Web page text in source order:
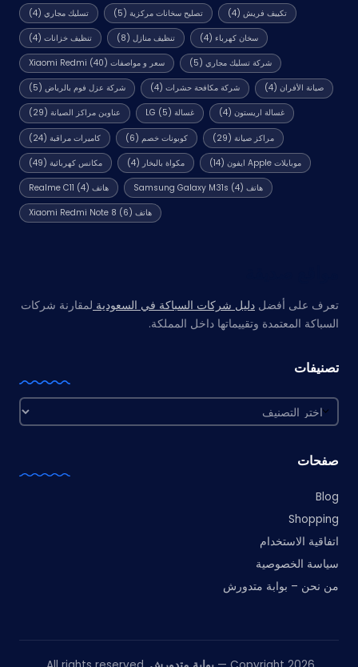
تسليك مجاري(4) تصليح سخانات مركزية (5) تكييف فريش (4)
تنظيف خزانات(4) تنظيف منازل (8) سخان كهرباء (4)
سعر و مواصفات Xiaomi Redmi (40) شركة تسليك مجاري (5)
شركة عزل فوم بالرياض(5) شركة مكافحة حشرات (4) صيانة الأفران (4)
عناوين مراكز الصيانة(29) غسالة LG (5) غسالة اريستون (4)
كاميرات مراقبة(24) كوبونات خصم (6) مراكز صيانة (29)
مكانس كهربائية(49) مكواة بالبخار (4) موبايلات Apple ايفون (14)
هاتف Realme C11 (4) هاتف Samsung Galaxy M31s (4)
هاتف Xiaomi Redmi Note 8 (6)
تعرف على أفضل دليل شركات السباكة في السعودية لمقارنة شركات
السباكة المعتمدة وتقييماتها داخل المملكة.
تصنيفات
تصنيفات
صفحات
Blog
Shopping
اتفاقية الاستخدام
سياسة الخصوصية
من نحن – بوابة متدورش